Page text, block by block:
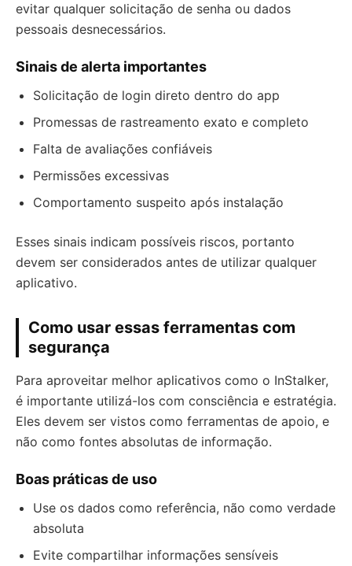
evitar qualquer solicitação de senha ou dados
pessoais desnecessários.
Sinais de alerta importantes
Solicitação de login direto dentro do app
Promessas de rastreamento exato e completo
Falta de avaliações confiáveis
Permissões excessivas
Comportamento suspeito após instalação
Esses sinais indicam possíveis riscos, portanto
devem ser considerados antes de utilizar qualquer
aplicativo.
Como usar essas ferramentas com
segurança
Para aproveitar melhor aplicativos como o InStalker,
é importante utilizá-los com consciência e estratégia.
Eles devem ser vistos como ferramentas de apoio, e
não como fontes absolutas de informação.
Boas práticas de uso
Use os dados como referência, não como verdade
absoluta
Evite compartilhar informações sensíveis